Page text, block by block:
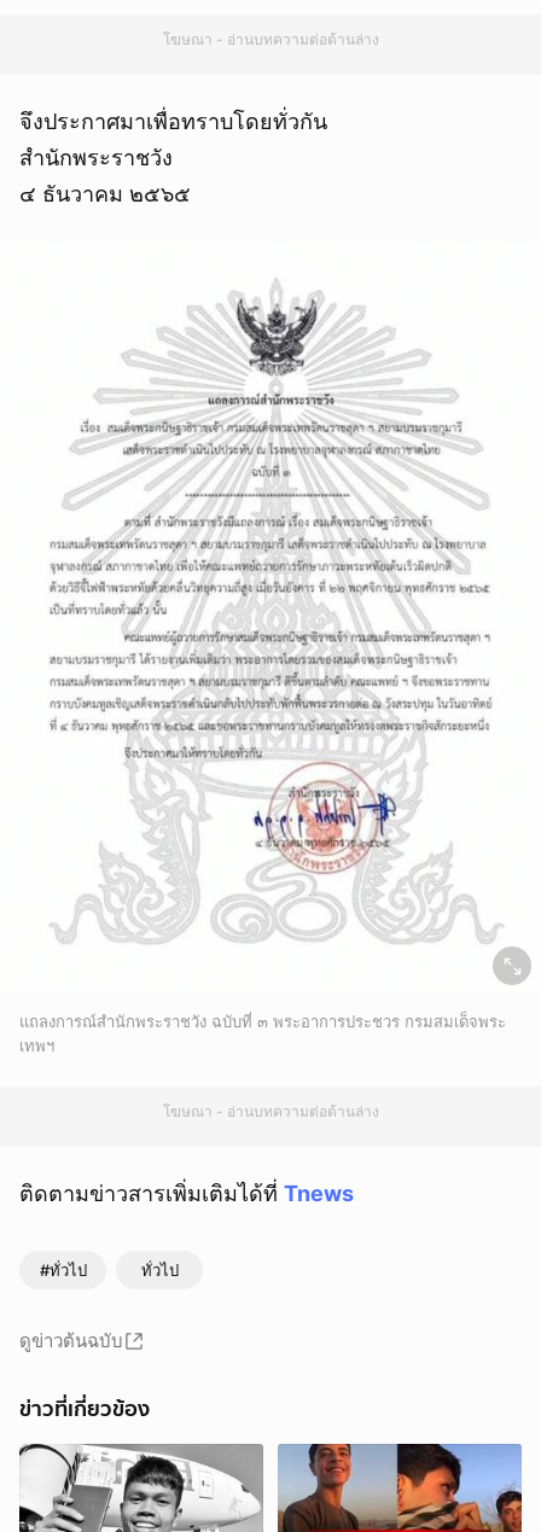
โฆษณา - อ่านบทความต่อด้านล่าง
จึงประกาศมาเพื่อทราบโดยทั่วกัน
สำนักพระราชวัง
๔ ธันวาคม ๒๕๖๕
แถลงการณ์สำนักพระราชวัง ฉบับที่ ๓ พระอาการประชวร กรมสมเด็จพระ
เทพฯ
โฆษณา - อ่านบทความต่อด้านล่าง
ติดตามข่าวสารเพิ่มเติมได้ที่ Tnews
#ทั่วไป ทั่วไป
ดูข่าวต้นฉบับ
ข่าวที่เกี่ยวข้อง